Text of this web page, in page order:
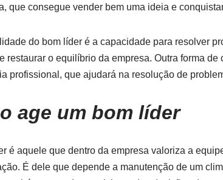
que consegue vender bem uma ideia e
do bom líder é a capacidade para resolver
restaurar o equilíbrio da empresa. Outra forma
profissional, que ajudará na resolução de
age um bom líder
é aquele que dentro da empresa valoriza a
É dele que depende a manutenção de um